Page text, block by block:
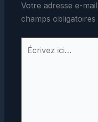
Votre adresse e-
champs
Écrivez